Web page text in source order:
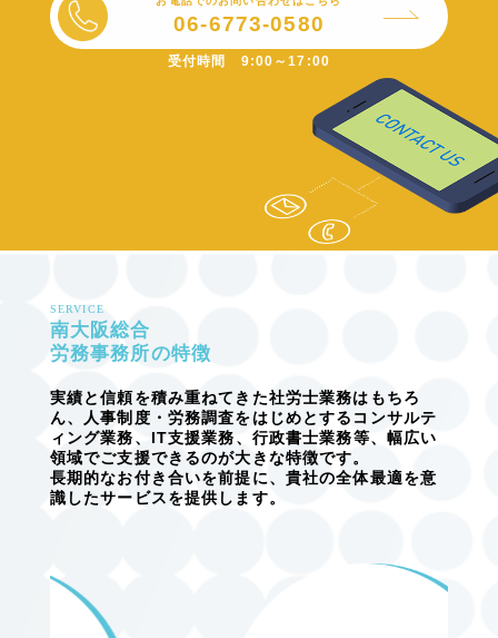
06-6773-0580
受付時間 9:00～17:00
SERVICE
南大阪総合
労務事務所の特徴
実績と信頼を積み重ねてきた社労士業務はもちろ
ん、人事制度・労務調査をはじめとするコンサルテ
ィング業務、IT支援業務、行政書士業務等、幅広い
領域でご支援できるのが大きな特徴です。
長期的なお付き合いを前提に、貴社の全体最適を意
識したサービスを提供します。